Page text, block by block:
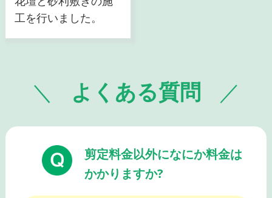
工を行いました。
よくある質問
剪定料金以外になにか料金は
かかりますか?